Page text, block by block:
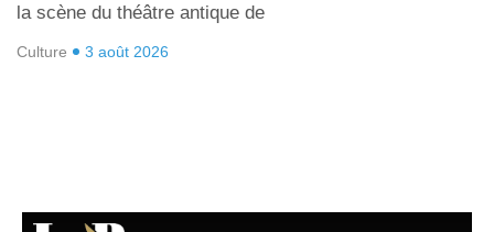
la scène du théâtre antique de
Culture 3 août 2026